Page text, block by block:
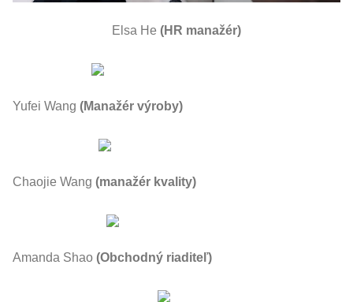
Elsa He (HR manažér)
Yufei Wang (Manažér výroby)
Chaojie Wang (manažér kvality)
Amanda Shao (Obchodný riaditeľ)